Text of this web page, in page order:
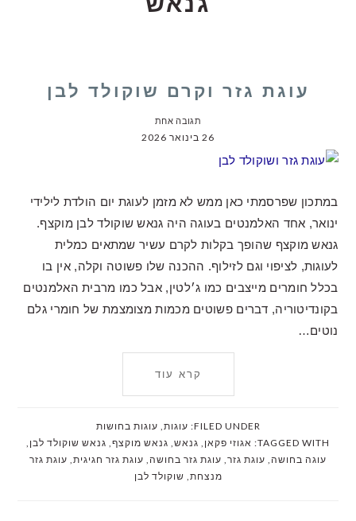
עוגת גזר וקרם שוקולד לבן
תגובה אחת
26 בינואר 2026
במתכון שפרסמתי כאן ממש לא מזמן לעוגת יום הולדת לילידי
ינואר, אחד האלמנטים בעוגה היה גנאש שוקולד לבן מוקצף.
גנאש מוקצף שהופך בקלות לקרם עשיר שמתאים כמלית
לעוגות, לציפוי וגם לזילוף. ההכנה שלו פשוטה וקלה, אין בו
בכלל חומרים מייצבים כמו ג׳לטין, אבל כמו מרבית האלמנטים
בקונדיטוריה, דברים פשוטים מכמות מצומצמת של חומרי גלם
נוטים…
קרא עוד
FILED UNDER: עוגות, עוגות בחושות
TAGGED WITH: אגוזי פקאן , גנאש, גנאש מוקצף, גנאש שוקולד לבן ,
עוגה בחושה, עוגת גזר, עוגת גזר בחושה, עוגת גזר חגיגית, עוגת גזר
מנצחת, שוקולד לבן